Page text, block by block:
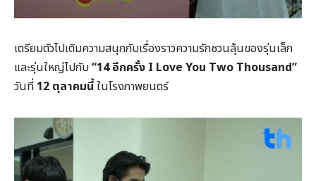
เตรียมตัวไปเติมความสนุกกับเรื่องราวความรักชวนลุ้นของรุ่นเล็ก
และรุ่นใหญ่ไปกับ“14 อีกครั้ง I Love You Two Thousand”
วันที่ 12 ตุลาคมนี้ในโรงภาพยนตร์